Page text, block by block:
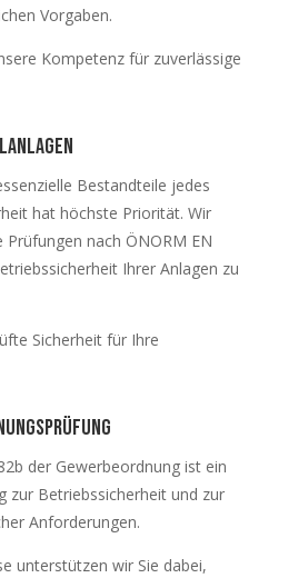
Vorgaben.
Kompetenz für zuverlässige
Bestandteile jedes
hat höchste Priorität. Wir
nach ÖNORM EN
Ihrer Anlagen zu
Sicherheit für Ihre
der Gewerbeordnung ist ein
zur Betriebssicherheit und zur
Anforderungen.
unterstützen wir Sie dabei,